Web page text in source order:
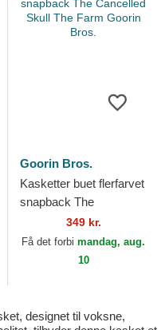
Goorin Bros.
Kasketter buet flerfarvet
snapback The
Cancelled Skull The
Farm Goorin Bros.
349 kr.
Få det forbimandag, aug.
10
designet til voksne,